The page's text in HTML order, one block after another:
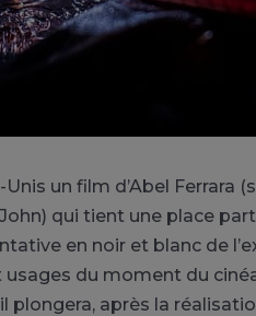
un film d’Abel Ferrara
qui tient une place
en noir et blanc de
usages du moment du
plongera, après la